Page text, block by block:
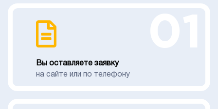
Вы оставляете заявку
на сайте или по телефону